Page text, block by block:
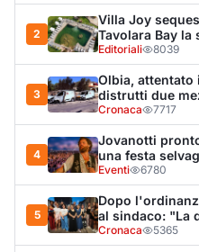
2
Villa Joy
Tavolara Bay
Editoriali 8039
3
Olbia, attentato
distrutti due
Cronaca 7717
4
Jovanotti
una festa
Eventi 6780
5
Dopo
al sindaco: "La
nulla"
Cronaca 5365